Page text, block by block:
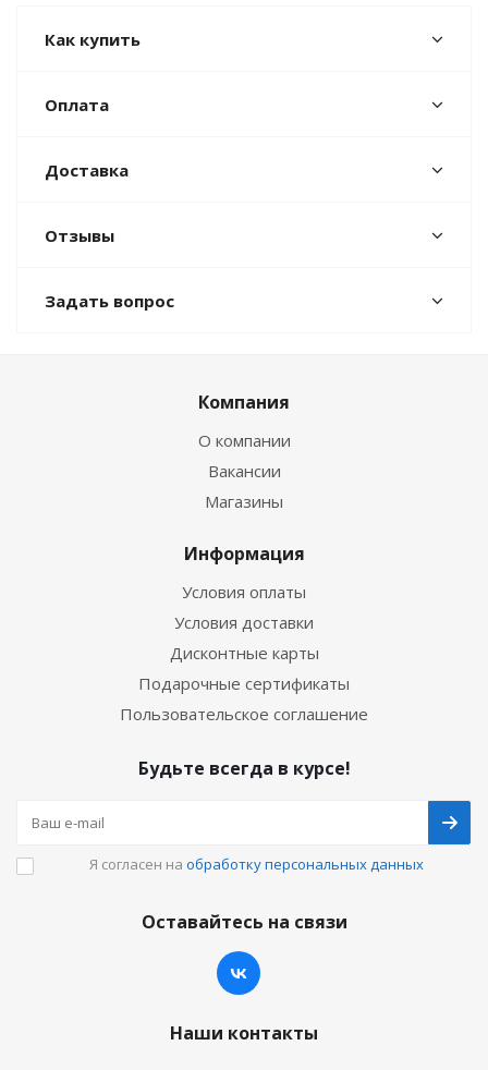
Как купить
Оплата
Доставка
Отзывы
Задать вопрос
Компания
О компании
Вакансии
Магазины
Информация
Условия оплаты
Условия доставки
Дисконтные карты
Подарочные сертификаты
Пользовательское соглашение
Будьте всегда в курсе!
Я согласен на обработку персональных данных
Оставайтесь на связи
Наши контакты